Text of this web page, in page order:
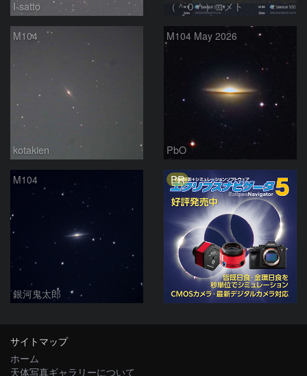
I-satto （＾０＾）コメト
M104
kotakien
M104 May 2026
PbO
M104
銀河鬼太郎
PR
サイトマップ
ホーム
天体写真ギャラリーについて